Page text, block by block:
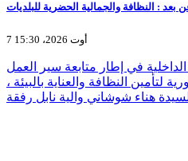
7 أوت 2026، 15:30
الداخلية في إطار متابعة سير العمل
لتأمين النظافة والعناية بالبيئة ،